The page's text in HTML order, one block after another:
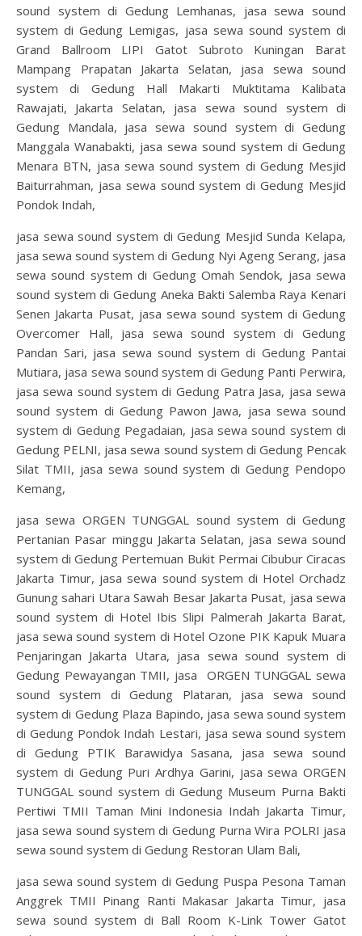
sound system di Gedung Lemhanas, jasa sewa sound
system di Gedung Lemigas, jasa sewa sound system di
Grand Ballroom LIPI Gatot Subroto Kuningan Barat
Mampang Prapatan Jakarta Selatan, jasa sewa sound
system di Gedung Hall Makarti Muktitama Kalibata
Rawajati, Jakarta Selatan, jasa sewa sound system di
Gedung Mandala, jasa sewa sound system di Gedung
Manggala Wanabakti, jasa sewa sound system di Gedung
Menara BTN, jasa sewa sound system di Gedung Mesjid
Baiturrahman, jasa sewa sound system di Gedung Mesjid
Pondok Indah,
jasa sewa sound system di Gedung Mesjid Sunda Kelapa,
jasa sewa sound system di Gedung Nyi Ageng Serang, jasa
sewa sound system di Gedung Omah Sendok, jasa sewa
sound system di Gedung Aneka Bakti Salemba Raya Kenari
Senen Jakarta Pusat, jasa sewa sound system di Gedung
Overcomer Hall, jasa sewa sound system di Gedung
Pandan Sari, jasa sewa sound system di Gedung Pantai
Mutiara, jasa sewa sound system di Gedung Panti Perwira,
jasa sewa sound system di Gedung Patra Jasa, jasa sewa
sound system di Gedung Pawon Jawa, jasa sewa sound
system di Gedung Pegadaian, jasa sewa sound system di
Gedung PELNI, jasa sewa sound system di Gedung Pencak
Silat TMII, jasa sewa sound system di Gedung Pendopo
Kemang,
jasa sewa ORGEN TUNGGAL sound system di Gedung
Pertanian Pasar minggu Jakarta Selatan, jasa sewa sound
system di Gedung Pertemuan Bukit Permai Cibubur Ciracas
Jakarta Timur, jasa sewa sound system di Hotel Orchadz
Gunung sahari Utara Sawah Besar Jakarta Pusat, jasa sewa
sound system di Hotel Ibis Slipi Palmerah Jakarta Barat,
jasa sewa sound system di Hotel Ozone PIK Kapuk Muara
Penjaringan Jakarta Utara, jasa sewa sound system di
Gedung Pewayangan TMII, jasa ORGEN TUNGGAL sewa
sound system di Gedung Plataran, jasa sewa sound
system di Gedung Plaza Bapindo, jasa sewa sound system
di Gedung Pondok Indah Lestari, jasa sewa sound system
di Gedung PTIK Barawidya Sasana, jasa sewa sound
system di Gedung Puri Ardhya Garini, jasa sewa ORGEN
TUNGGAL sound system di Gedung Museum Purna Bakti
Pertiwi TMII Taman Mini Indonesia Indah Jakarta Timur,
jasa sewa sound system di Gedung Purna Wira POLRI jasa
sewa sound system di Gedung Restoran Ulam Bali,
jasa sewa sound system di Gedung Puspa Pesona Taman
Anggrek TMII Pinang Ranti Makasar Jakarta Timur, jasa
sewa sound system di Ball Room K-Link Tower Gatot